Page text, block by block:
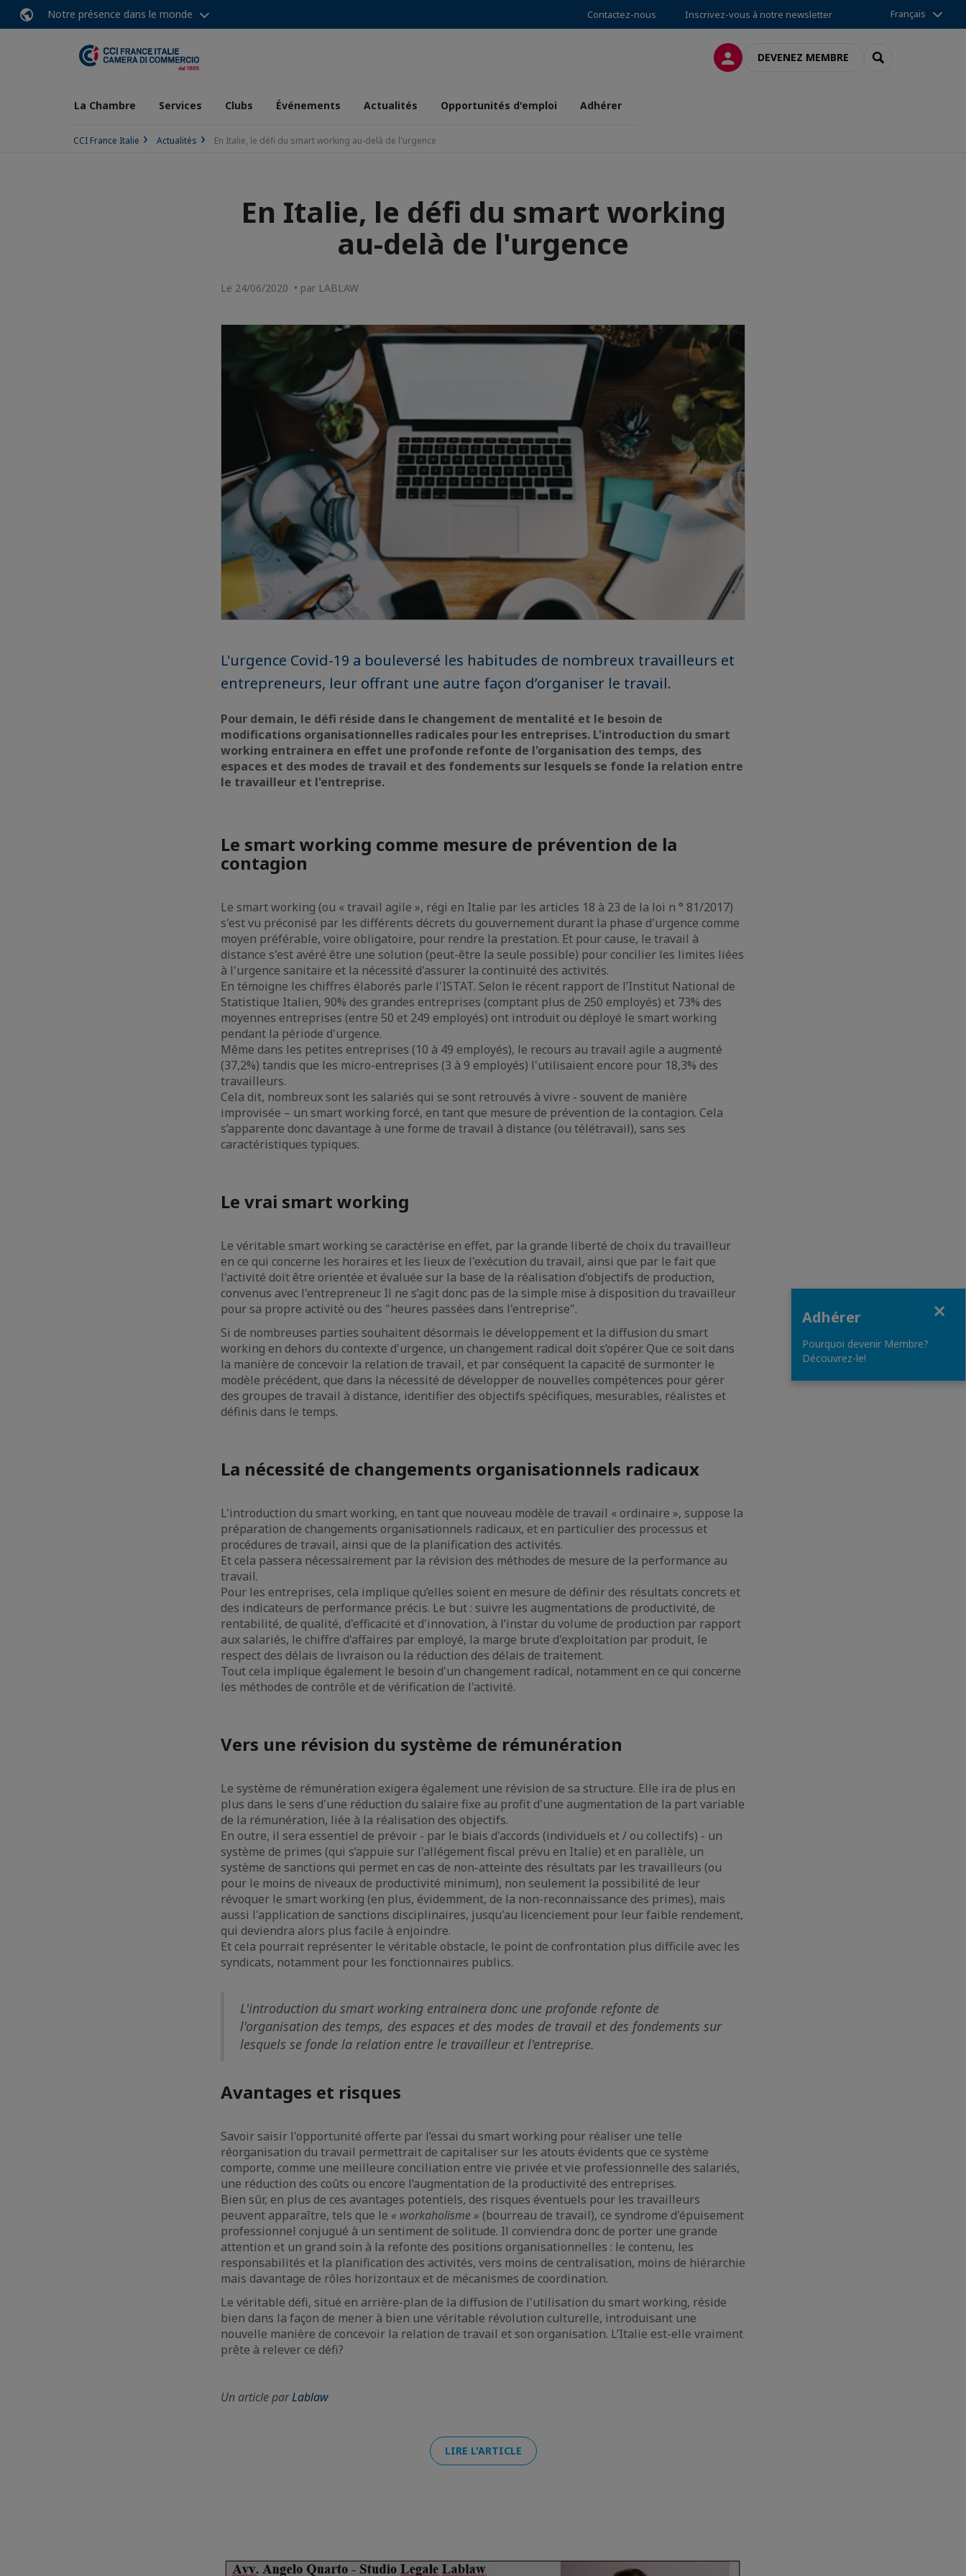
Notre présence dans le monde Contactez-nous Inscrivez-vous à notre newsletter Français
CONNEXIONDEVENEZ MEMBRE RECHERCHER
La Chambre Services Clubs Événements Actualités Opportunités d'emploi Adhérer
CCI France Italie Actualités En Italie, le défi du smart working au-delà de l'urgence
En Italie, le défi du smart working
au-delà de l'urgence
Le 24/06/2020 • par LABLAW
L'urgence Covid-19 a bouleversé les habitudes de nombreux travailleurs et
entrepreneurs, leur offrant une autre façon d’organiser le travail.
Pour demain, le défi réside dans le changement de mentalité et le besoin de
modifications organisationnelles radicales pour les entreprises. L'introduction du smart
working entrainera en effet une profonde refonte de l'organisation des temps, des
espaces et des modes de travail et des fondements sur lesquels se fonde la relation entre
le travailleur et l'entreprise.
Le smart working comme mesure de prévention de la
contagion
Le smart working (ou « travail agile », régi en Italie par les articles 18 à 23 de la loi n ° 81/2017)
s'est vu préconisé par les différents décrets du gouvernement durant la phase d'urgence comme
moyen préférable, voire obligatoire, pour rendre la prestation. Et pour cause, le travail à
distance s'est avéré être une solution (peut-être la seule possible) pour concilier les limites liées
à l'urgence sanitaire et la nécessité d'assurer la continuité des activités.
En témoigne les chiffres élaborés parle l'ISTAT. Selon le récent rapport de l’Institut National de
Statistique Italien, 90% des grandes entreprises (comptant plus de 250 employés) et 73% des
moyennes entreprises (entre 50 et 249 employés) ont introduit ou déployé le smart working
pendant la période d'urgence.
Même dans les petites entreprises (10 à 49 employés), le recours au travail agile a augmenté
(37,2%) tandis que les micro-entreprises (3 à 9 employés) l'utilisaient encore pour 18,3% des
travailleurs.
Cela dit, nombreux sont les salariés qui se sont retrouvés à vivre - souvent de manière
improvisée – un smart working forcé, en tant que mesure de prévention de la contagion. Cela
s’apparente donc davantage à une forme de travail à distance (ou télétravail), sans ses
caractéristiques typiques.
Le vrai smart working
Le véritable smart working se caractérise en effet, par la grande liberté de choix du travailleur
en ce qui concerne les horaires et les lieux de l'exécution du travail, ainsi que par le fait que
l'activité doit être orientée et évaluée sur la base de la réalisation d'objectifs de production,
convenus avec l'entrepreneur. Il ne s’agit donc pas de la simple mise à disposition du travailleur
pour sa propre activité ou des "heures passées dans l'entreprise".
Si de nombreuses parties souhaitent désormais le développement et la diffusion du smart
working en dehors du contexte d'urgence, un changement radical doit s’opérer. Que ce soit dans
la manière de concevoir la relation de travail, et par conséquent la capacité de surmonter le
modèle précédent, que dans la nécessité de développer de nouvelles compétences pour gérer
des groupes de travail à distance, identifier des objectifs spécifiques, mesurables, réalistes et
définis dans le temps.
La nécessité de changements organisationnels radicaux
L'introduction du smart working, en tant que nouveau modèle de travail « ordinaire », suppose la
préparation de changements organisationnels radicaux, et en particulier des processus et
procédures de travail, ainsi que de la planification des activités.
Et cela passera nécessairement par la révision des méthodes de mesure de la performance au
travail.
Pour les entreprises, cela implique qu’elles soient en mesure de définir des résultats concrets et
des indicateurs de performance précis. Le but : suivre les augmentations de productivité, de
rentabilité, de qualité, d'efficacité et d'innovation, à l’instar du volume de production par rapport
aux salariés, le chiffre d'affaires par employé, la marge brute d'exploitation par produit, le
respect des délais de livraison ou la réduction des délais de traitement.
Tout cela implique également le besoin d'un changement radical, notamment en ce qui concerne
les méthodes de contrôle et de vérification de l'activité.
Vers une révision du système de rémunération
Le système de rémunération exigera également une révision de sa structure. Elle ira de plus en
plus dans le sens d'une réduction du salaire fixe au profit d'une augmentation de la part variable
de la rémunération, liée à la réalisation des objectifs.
En outre, il sera essentiel de prévoir - par le biais d'accords (individuels et / ou collectifs) - un
système de primes (qui s’appuie sur l'allégement fiscal prévu en Italie) et en parallèle, un
système de sanctions qui permet en cas de non-atteinte des résultats par les travailleurs (ou
pour le moins de niveaux de productivité minimum), non seulement la possibilité de leur
révoquer le smart working (en plus, évidemment, de la non-reconnaissance des primes), mais
aussi l'application de sanctions disciplinaires, jusqu'au licenciement pour leur faible rendement,
qui deviendra alors plus facile à enjoindre.
Et cela pourrait représenter le véritable obstacle, le point de confrontation plus difficile avec les
syndicats, notamment pour les fonctionnaires publics.
L'introduction du smart working entrainera donc une profonde refonte de
l'organisation des temps, des espaces et des modes de travail et des fondements sur
lesquels se fonde la relation entre le travailleur et l'entreprise.
Avantages et risques
Savoir saisir l'opportunité offerte par l’essai du smart working pour réaliser une telle
réorganisation du travail permettrait de capitaliser sur les atouts évidents que ce système
comporte, comme une meilleure conciliation entre vie privée et vie professionnelle des salariés,
une réduction des coûts ou encore l’augmentation de la productivité des entreprises.
Bien sûr, en plus de ces avantages potentiels, des risques éventuels pour les travailleurs
peuvent apparaître, tels que le « workaholisme » (bourreau de travail), ce syndrome d'épuisement
professionnel conjugué à un sentiment de solitude. Il conviendra donc de porter une grande
attention et un grand soin à la refonte des positions organisationnelles : le contenu, les
responsabilités et la planification des activités, vers moins de centralisation, moins de hiérarchie
mais davantage de rôles horizontaux et de mécanismes de coordination.
Le véritable défi, situé en arrière-plan de la diffusion de l'utilisation du smart working, réside
bien dans la façon de mener à bien une véritable révolution culturelle, introduisant une
nouvelle manière de concevoir la relation de travail et son organisation. L’Italie est-elle vraiment
prête à relever ce défi?
Un article parLablaw
LIRE L'ARTICLE
Adhérer
Pourquoi devenir Membre?
Découvrez-le!